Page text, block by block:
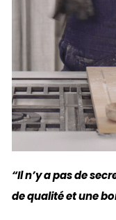
“Il n’y a pas de
de qualité et une